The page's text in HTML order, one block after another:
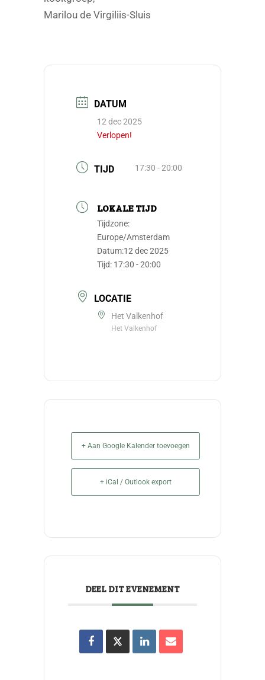
Marilou de Virgiliis-Sluis
DATUM
12 dec 2025
Verlopen!
TIJD 17:30 - 20:00
LOKALE TIJD
Tijdzone:
Europe/Amsterdam
Datum:12 dec 2025
Tijd: 17:30 - 20:00
LOCATIE
Het Valkenhof
Het Valkenhof
+ Aan Google Kalender toevoegen
+ iCal / Outlook export
DEEL DIT EVENEMENT